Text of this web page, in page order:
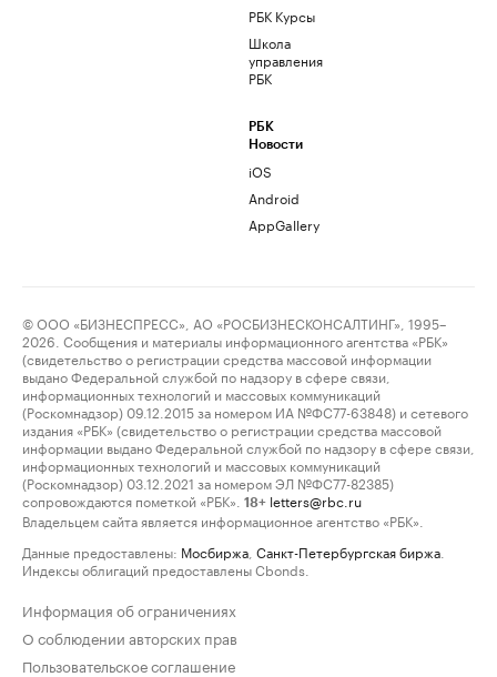
РБК Курсы
Школа
управления
РБК
РБК
Новости
iOS
Android
AppGallery
© ООО «БИЗНЕСПРЕСС», АО «РОСБИЗНЕСКОНСАЛТИНГ», 1995–
2026. Сообщения и материалы информационного агентства «РБК»
(свидетельство о регистрации средства массовой информации
выдано Федеральной службой по надзору в сфере связи,
информационных технологий и массовых коммуникаций
(Роскомнадзор) 09.12.2015 за номером ИА №ФС77-63848) и сетевого
издания «РБК» (свидетельство о регистрации средства массовой
информации выдано Федеральной службой по надзору в сфере связи,
информационных технологий и массовых коммуникаций
(Роскомнадзор) 03.12.2021 за номером ЭЛ №ФС77-82385)
сопровождаются пометкой «РБК».
18+ letters@rbc.ru
Владельцем сайта является информационное агентство «РБК».
Данные предоставлены: Мосбиржа Санкт-Петербургская биржа
Индексы облигаций предоставлены Cbonds.
Информация об ограничениях
О соблюдении авторских прав
Пользовательское соглашение